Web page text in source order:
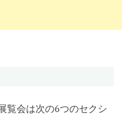
覧会は次の6つのセクシ